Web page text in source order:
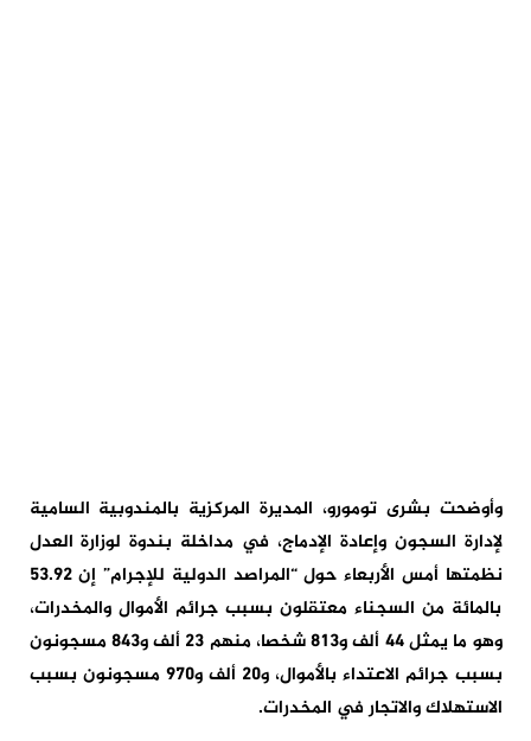
وأوضحت بشرى تومورو، المديرة المركزية بالمندوبية السامية
لإدارة السجون وإعادة الإدماج، في مداخلة بندوة لوزارة العدل
نظمتها أمس الأربعاء حول “المراصد الدولية للإجرام” إن 53.92
بالمائة من السجناء معتقلون بسبب جرائم الأموال والمخدرات،
وهو ما يمثل 44 ألف و813 شخصا، منهم 23 ألف و843 مسجونون
بسبب جرائم الاعتداء بالأموال، و20 ألف و970 مسجونون بسبب
الاستهلاك والاتجار في المخدرات.